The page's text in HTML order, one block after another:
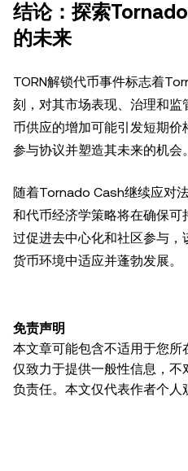
结论：探索
的未来
TORN解锁代币事件标志着
刻，对其市场表现、治理和
币供应的增加可能引发短期价
参与协议并塑造其未来的机会。
随着Tornado Cash继续应对
和代币经济学策略将在确保可
过促进去中心化和社区参与
货币环境中适应并蓬勃发展。
免责声明
本文章可能包含不适用于您
仅致力于提供一般性信息，
负责任。本文仅代表作者个人
本文无意提供以下任何建议